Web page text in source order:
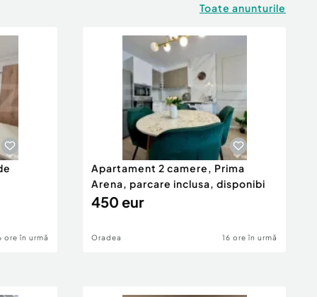
Toate anunturile
ore în urmă
Apartament 2 camere, Prima
Arena, parcare inclusa, disponibi
450 eur
Oradea 16 ore în urmă